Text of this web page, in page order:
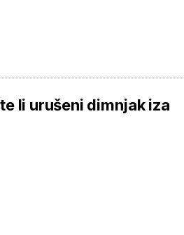
li urušeni dimnjak iza